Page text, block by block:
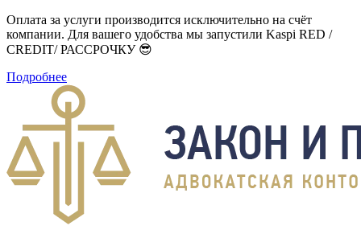
Оплата за услуги производится исключительно на счёт
компании. Для вашего удобства мы запустили Kaspi RED /
CREDIT/ РАССРОЧКУ 😎
Подробнее